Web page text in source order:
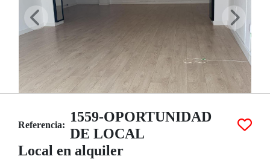
Referencia:
1559-OPORTUNIDAD
DE LOCAL
Local en alquiler